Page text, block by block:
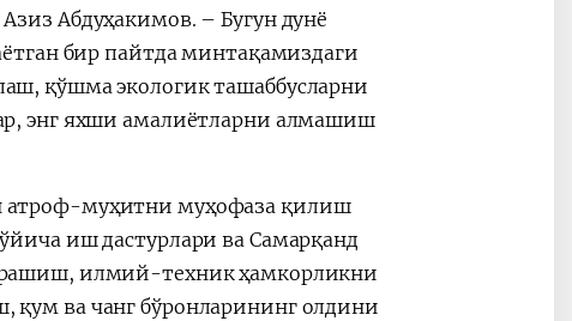
Абдуҳакимов. – Бугун дунё
бир пайтда минтақамиздаги
қўшма экологик ташаббусларни
энг яхши амалиётларни алмашиш
атроф-муҳитни муҳофаза қилиш
иш дастурлари ва Самарқанд
илмий-техник ҳамкорликни
ва чанг бўронларининг олдини